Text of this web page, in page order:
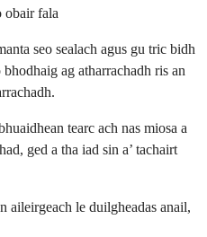
obair fala
seo sealach agus gu tric bidh
ag atharrachadh ris an
tearc ach nas miosa a
ged a tha iad sin a’ tachairt
aileirgeach le duilgheadas anail,